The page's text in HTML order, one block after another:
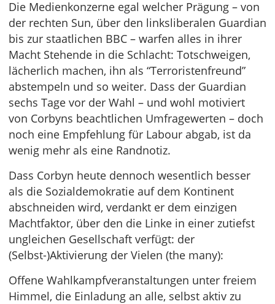
Die Medienkonzerne egal welcher Prägung – von
der rechten Sun, über den linksliberalen Guardian
bis zur staatlichen BBC – warfen alles in ihrer
Macht Stehende in die Schlacht: Totschweigen,
lächerlich machen, ihn als “Terroristenfreund”
abstempeln und so weiter. Dass der Guardian
sechs Tage vor der Wahl – und wohl motiviert
von Corbyns beachtlichen Umfragewerten – doch
noch eine Empfehlung für Labour abgab, ist da
wenig mehr als eine Randnotiz.
Dass Corbyn heute dennoch wesentlich besser
als die Sozialdemokratie auf dem Kontinent
abschneiden wird, verdankt er dem einzigen
Machtfaktor, über den die Linke in einer zutiefst
ungleichen Gesellschaft verfügt: der
(Selbst-)Aktivierung der Vielen (the many):
Offene Wahlkampfveranstaltungen unter freiem
Himmel, die Einladung an alle, selbst aktiv zu